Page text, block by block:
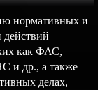
нормативных и
как ФАС,
и др., а также
делах,